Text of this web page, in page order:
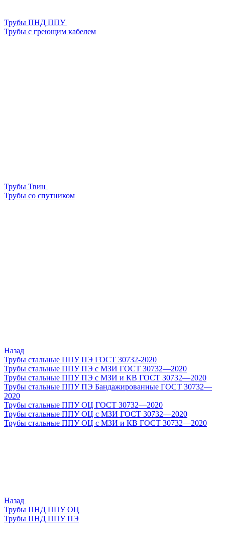
Трубы ПНД ППУ
Трубы с греющим кабелем
Трубы Твин
Трубы со спутником
Назад
Трубы стальные ППУ ПЭ ГОСТ 30732-2020
Трубы стальные ППУ ПЭ с МЗИ ГОСТ 30732—2020
Трубы стальные ППУ ПЭ с МЗИ и КВ ГОСТ 30732—2020
Трубы стальные ППУ ПЭ Бандажированные ГОСТ 30732—
2020
Трубы стальные ППУ ОЦ ГОСТ 30732—2020
Трубы стальные ППУ ОЦ с МЗИ ГОСТ 30732—2020
Трубы стальные ППУ ОЦ с МЗИ и КВ ГОСТ 30732—2020
Назад
Трубы ПНД ППУ ОЦ
Трубы ПНД ППУ ПЭ